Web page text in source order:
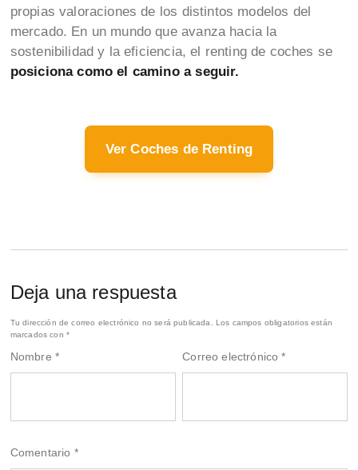
propias valoraciones de los distintos modelos del
mercado. En un mundo que avanza hacia la
sostenibilidad y la eficiencia, el renting de coches se
posiciona como el camino a seguir.
Ver Coches de Renting
Deja una respuesta
Tu dirección de correo electrónico no será publicada.
Los campos obligatorios están
marcados con *
Nombre * Correo electrónico*
Comentario *